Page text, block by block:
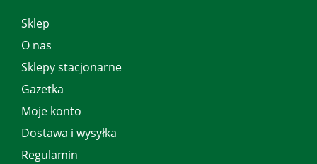
Sklep
O nas
Sklepy stacjonarne
Gazetka
Moje konto
Dostawa i wysyłka
Regulamin